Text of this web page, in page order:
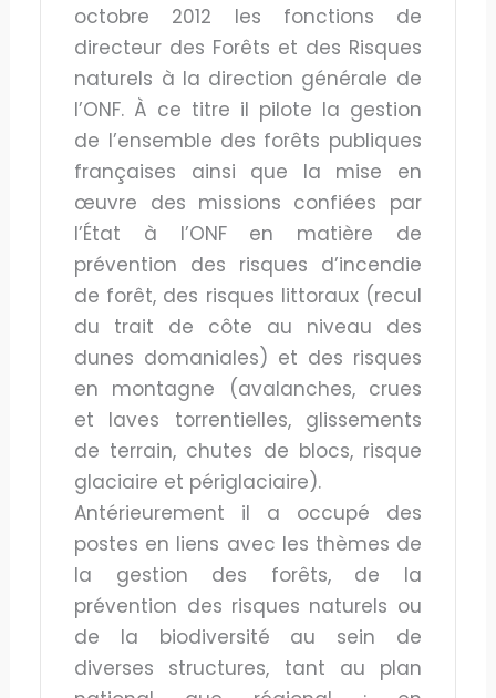
octobre 2012 les fonctions de
directeur des Forêts et des Risques
naturels à la direction générale de
l’ONF. À ce titre il pilote la gestion
de l’ensemble des forêts publiques
françaises ainsi que la mise en
œuvre des missions confiées par
l’État à l’ONF en matière de
prévention des risques d’incendie
de forêt, des risques littoraux (recul
du trait de côte au niveau des
dunes domaniales) et des risques
en montagne (avalanches, crues
et laves torrentielles, glissements
de terrain, chutes de blocs, risque
glaciaire et périglaciaire).
Antérieurement il a occupé des
postes en liens avec les thèmes de
la gestion des forêts, de la
prévention des risques naturels ou
de la biodiversité au sein de
diverses structures, tant au plan